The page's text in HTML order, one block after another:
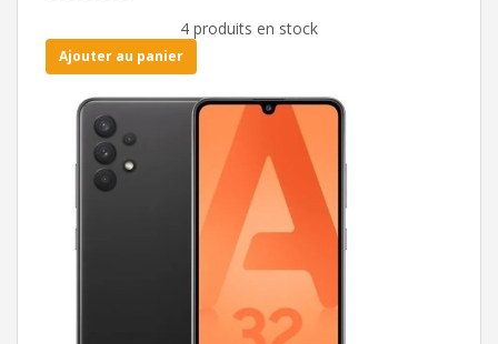
4 produits en stock
Ajouter au panier